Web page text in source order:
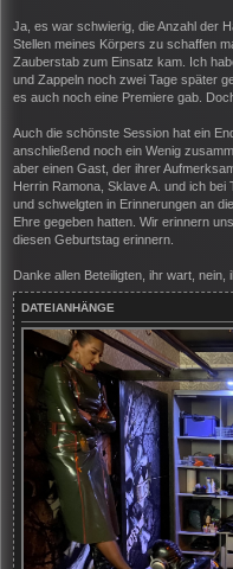
Ja, es war schwierig, die Anzahl der
Stellen meines Körpers zu schaffen
Zauberstab zum Einsatz kam. Ich
und Zappeln noch zwei Tage später
es auch noch eine Premiere gab.
Auch die schönste Session hat ein
anschließend noch ein Wenig
aber einen Gast, der ihrer
Herrin Ramona, Sklave A. und ich
und schwelgten in Erinnerungen an
Ehre gegeben hatten. Wir erinnern
diesen Geburtstag erinnern.
Danke allen Beteiligten, ihr wart, nein,
DATEIANHÄNGE